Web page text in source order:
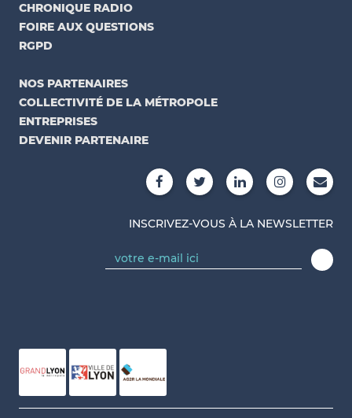
CHRONIQUE RADIO
FOIRE AUX QUESTIONS
RGPD
NOS PARTENAIRES
COLLECTIVITÉ DE LA MÉTROPOLE
ENTREPRISES
DEVENIR PARTENAIRE
INSCRIVEZ-VOUS À LA NEWSLETTER